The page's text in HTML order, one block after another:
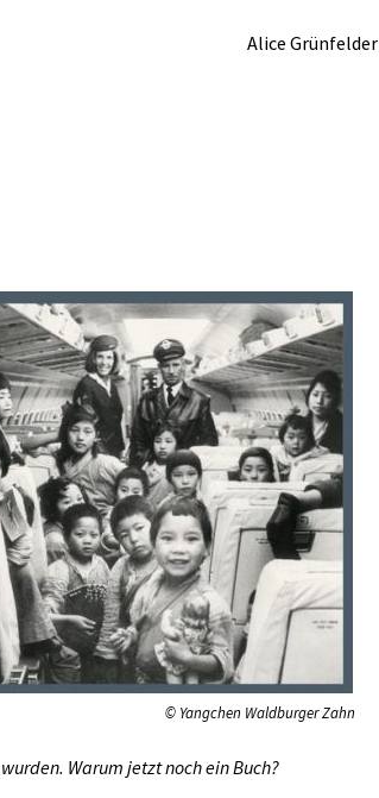
Alice Grünfelder
© Yangchen Waldburger Zahn
Warum jetzt noch ein Buch?